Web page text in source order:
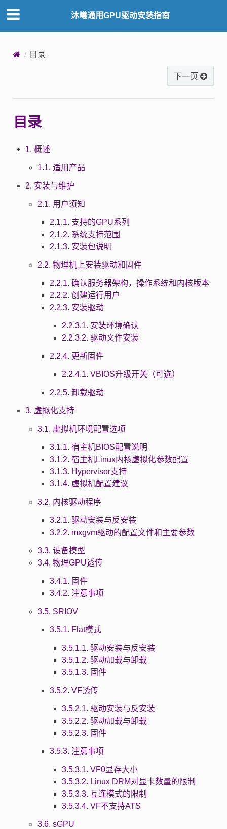
沐曦通用GPU驱动安装指南
目录
下一页
目录
1. 概述
1.1. 适用产品
2. 安装与维护
2.1. 用户须知
2.1.1. 支持的GPU系列
2.1.2. 系统支持范围
2.1.3. 安装包说明
2.2. 物理机上安装驱动和固件
2.2.1. 确认服务器架构，操作系统和内核版本
2.2.2. 创建运行用户
2.2.3. 安装驱动
2.2.3.1. 安装环境确认
2.2.3.2. 驱动文件安装
2.2.4. 更新固件
2.2.4.1. VBIOS升级开关（可选）
2.2.5. 卸载驱动
3. 虚拟化支持
3.1. 虚拟机环境配置选项
3.1.1. 宿主机BIOS配置说明
3.1.2. 宿主机Linux内核虚拟化参数配置
3.1.3. Hypervisor支持
3.1.4. 虚拟机配置建议
3.2. 内核驱动程序
3.2.1. 驱动安装与反安装
3.2.2. mxgvm驱动的配置文件和主要参数
3.3. 设备模型
3.4. 物理GPU透传
3.4.1. 固件
3.4.2. 注意事项
3.5. SRIOV
3.5.1. Flat模式
3.5.1.1. 驱动安装与反安装
3.5.1.2. 驱动加载与卸载
3.5.1.3. 固件
3.5.2. VF透传
3.5.2.1. 驱动安装与反安装
3.5.2.2. 驱动加载与卸载
3.5.2.3. 固件
3.5.3. 注意事项
3.5.3.1. VF0显存大小
3.5.3.2. Linux DRM对显卡数量的限制
3.5.3.3. 互连模式的限制
3.5.3.4. VF不支持ATS
3.6. sGPU